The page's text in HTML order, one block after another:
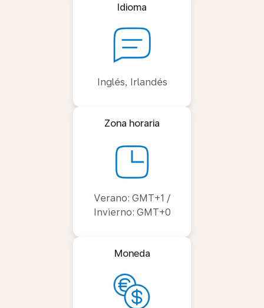
Idioma
Inglés, Irlandés
Zona horaria
Verano: GMT+1 /
Invierno: GMT+0
Moneda